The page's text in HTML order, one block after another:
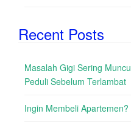
Recent Posts
Masalah Gigi Sering
Peduli Sebelum Terlambat
Ingin Membeli